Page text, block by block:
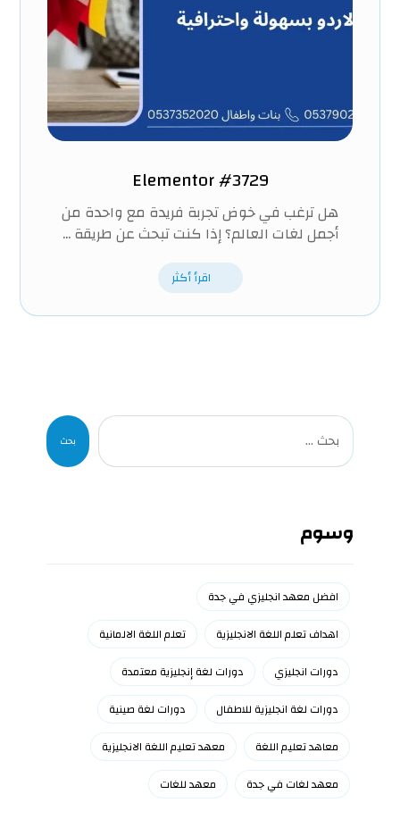
Elementor #3729
هل ترغب في خوض تجربة فريدة مع واحدة من
أجمل لغات العالم؟ إذا كنت تبحث عن طريقة ...
اقرأ أكثر
بحث
وسوم
افضل معهد انجليزي في جدة
اهداف تعلم اللغة الانجليزية
تعلم اللغة الالمانية
دورات انجليزي
دورات لغة إنجليزية معتمدة
دورات لغة انجليزية للاطفال
دورات لغة صينية
معاهد تعليم اللغة
معهد تعليم اللغة الانجليزية
معهد لغات في جدة
معهد للغات